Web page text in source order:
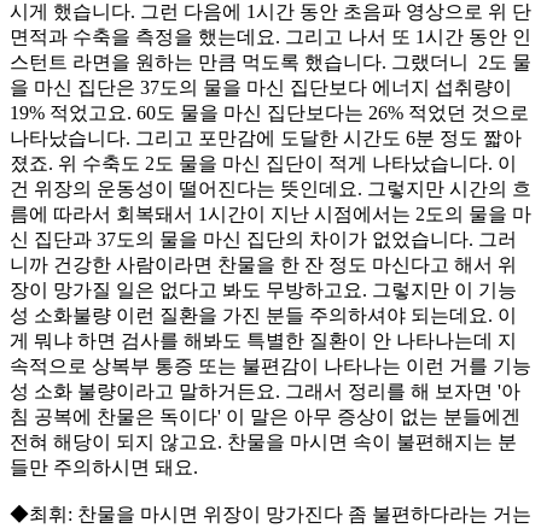
시게 했습니다. 그런 다음에 1시간 동안 초음파 영상으로 위 단
면적과 수축을 측정을 했는데요. 그리고 나서 또 1시간 동안 인
스턴트 라면을 원하는 만큼 먹도록 했습니다. 그랬더니 2도 물
을 마신 집단은 37도의 물을 마신 집단보다 에너지 섭취량이
19% 적었고요. 60도 물을 마신 집단보다는 26% 적었던 것으로
나타났습니다. 그리고 포만감에 도달한 시간도 6분 정도 짧아
졌죠. 위 수축도 2도 물을 마신 집단이 적게 나타났습니다. 이
건 위장의 운동성이 떨어진다는 뜻인데요. 그렇지만 시간의 흐
름에 따라서 회복돼서 1시간이 지난 시점에서는 2도의 물을 마
신 집단과 37도의 물을 마신 집단의 차이가 없었습니다. 그러
니까 건강한 사람이라면 찬물을 한 잔 정도 마신다고 해서 위
장이 망가질 일은 없다고 봐도 무방하고요. 그렇지만 이 기능
성 소화불량 이런 질환을 가진 분들 주의하셔야 되는데요. 이
게 뭐냐 하면 검사를 해봐도 특별한 질환이 안 나타나는데 지
속적으로 상복부 통증 또는 불편감이 나타나는 이런 거를 기능
성 소화 불량이라고 말하거든요. 그래서 정리를 해 보자면 '아
침 공복에 찬물은 독이다' 이 말은 아무 증상이 없는 분들에겐
전혀 해당이 되지 않고요. 찬물을 마시면 속이 불편해지는 분
들만 주의하시면 돼요.
◆최휘: 찬물을 마시면 위장이 망가진다 좀 불편하다라는 거는